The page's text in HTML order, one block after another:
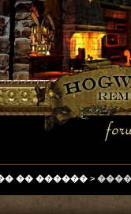
�� ������ >